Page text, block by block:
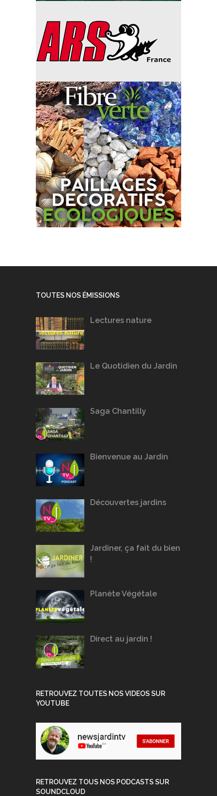
TOUTES NOS ÉMISSIONS
Lectures nature
Le Quotidien du Jardin
Saga Chantilly
Bienvenue au Jardin
Découvertes jardins
Jardiner, ça fait du bien
!
Planète Végétale
Direct au jardin !
RETROUVEZ TOUTES NOS VIDEOS SUR
YOUTUBE
RETROUVEZ TOUS NOS PODCASTS SUR
SOUNDCLOUD